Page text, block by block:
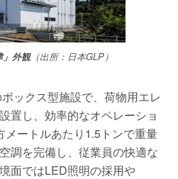
外観（出所：日本GLP）
ックス型施設で、荷物用エレ
置し、効率的なオペレーショ
メートルあたり1.5トンで重量
調を完備し、従業員の快適な
面ではLED照明の採用や